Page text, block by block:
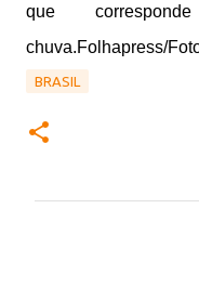
que
chuva.Folhapress/
BRASIL